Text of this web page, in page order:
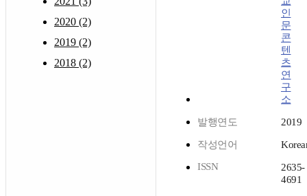
2020 (2)
2019 (2)
2018 (2)
인
문
콘
텐
츠
연
구
소
발행연도 2019
작성언어
ISSN
2635-
4691